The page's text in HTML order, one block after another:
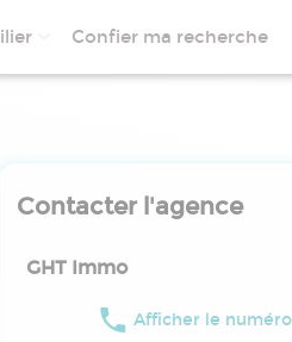
Confier ma recherche
Contacter l'agence
GHT Immo
Afficher le